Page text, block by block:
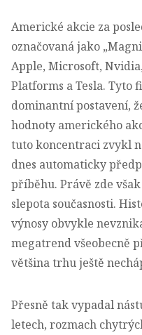
Americké akcie za
označovaná jako
Apple, Microsoft,
Platforms a Tesla. Tyto
dominantní postavení,
hodnoty amerického
tuto koncentraci zvykl
dnes automaticky
příběhu. Právě zde
slepota současnosti.
výnosy obvykle
megatrend všeobecně
většina trhu ještě
Přesně tak vypadal
letech, rozmach